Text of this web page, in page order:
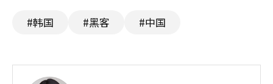
#韩国 #黑客 #中国